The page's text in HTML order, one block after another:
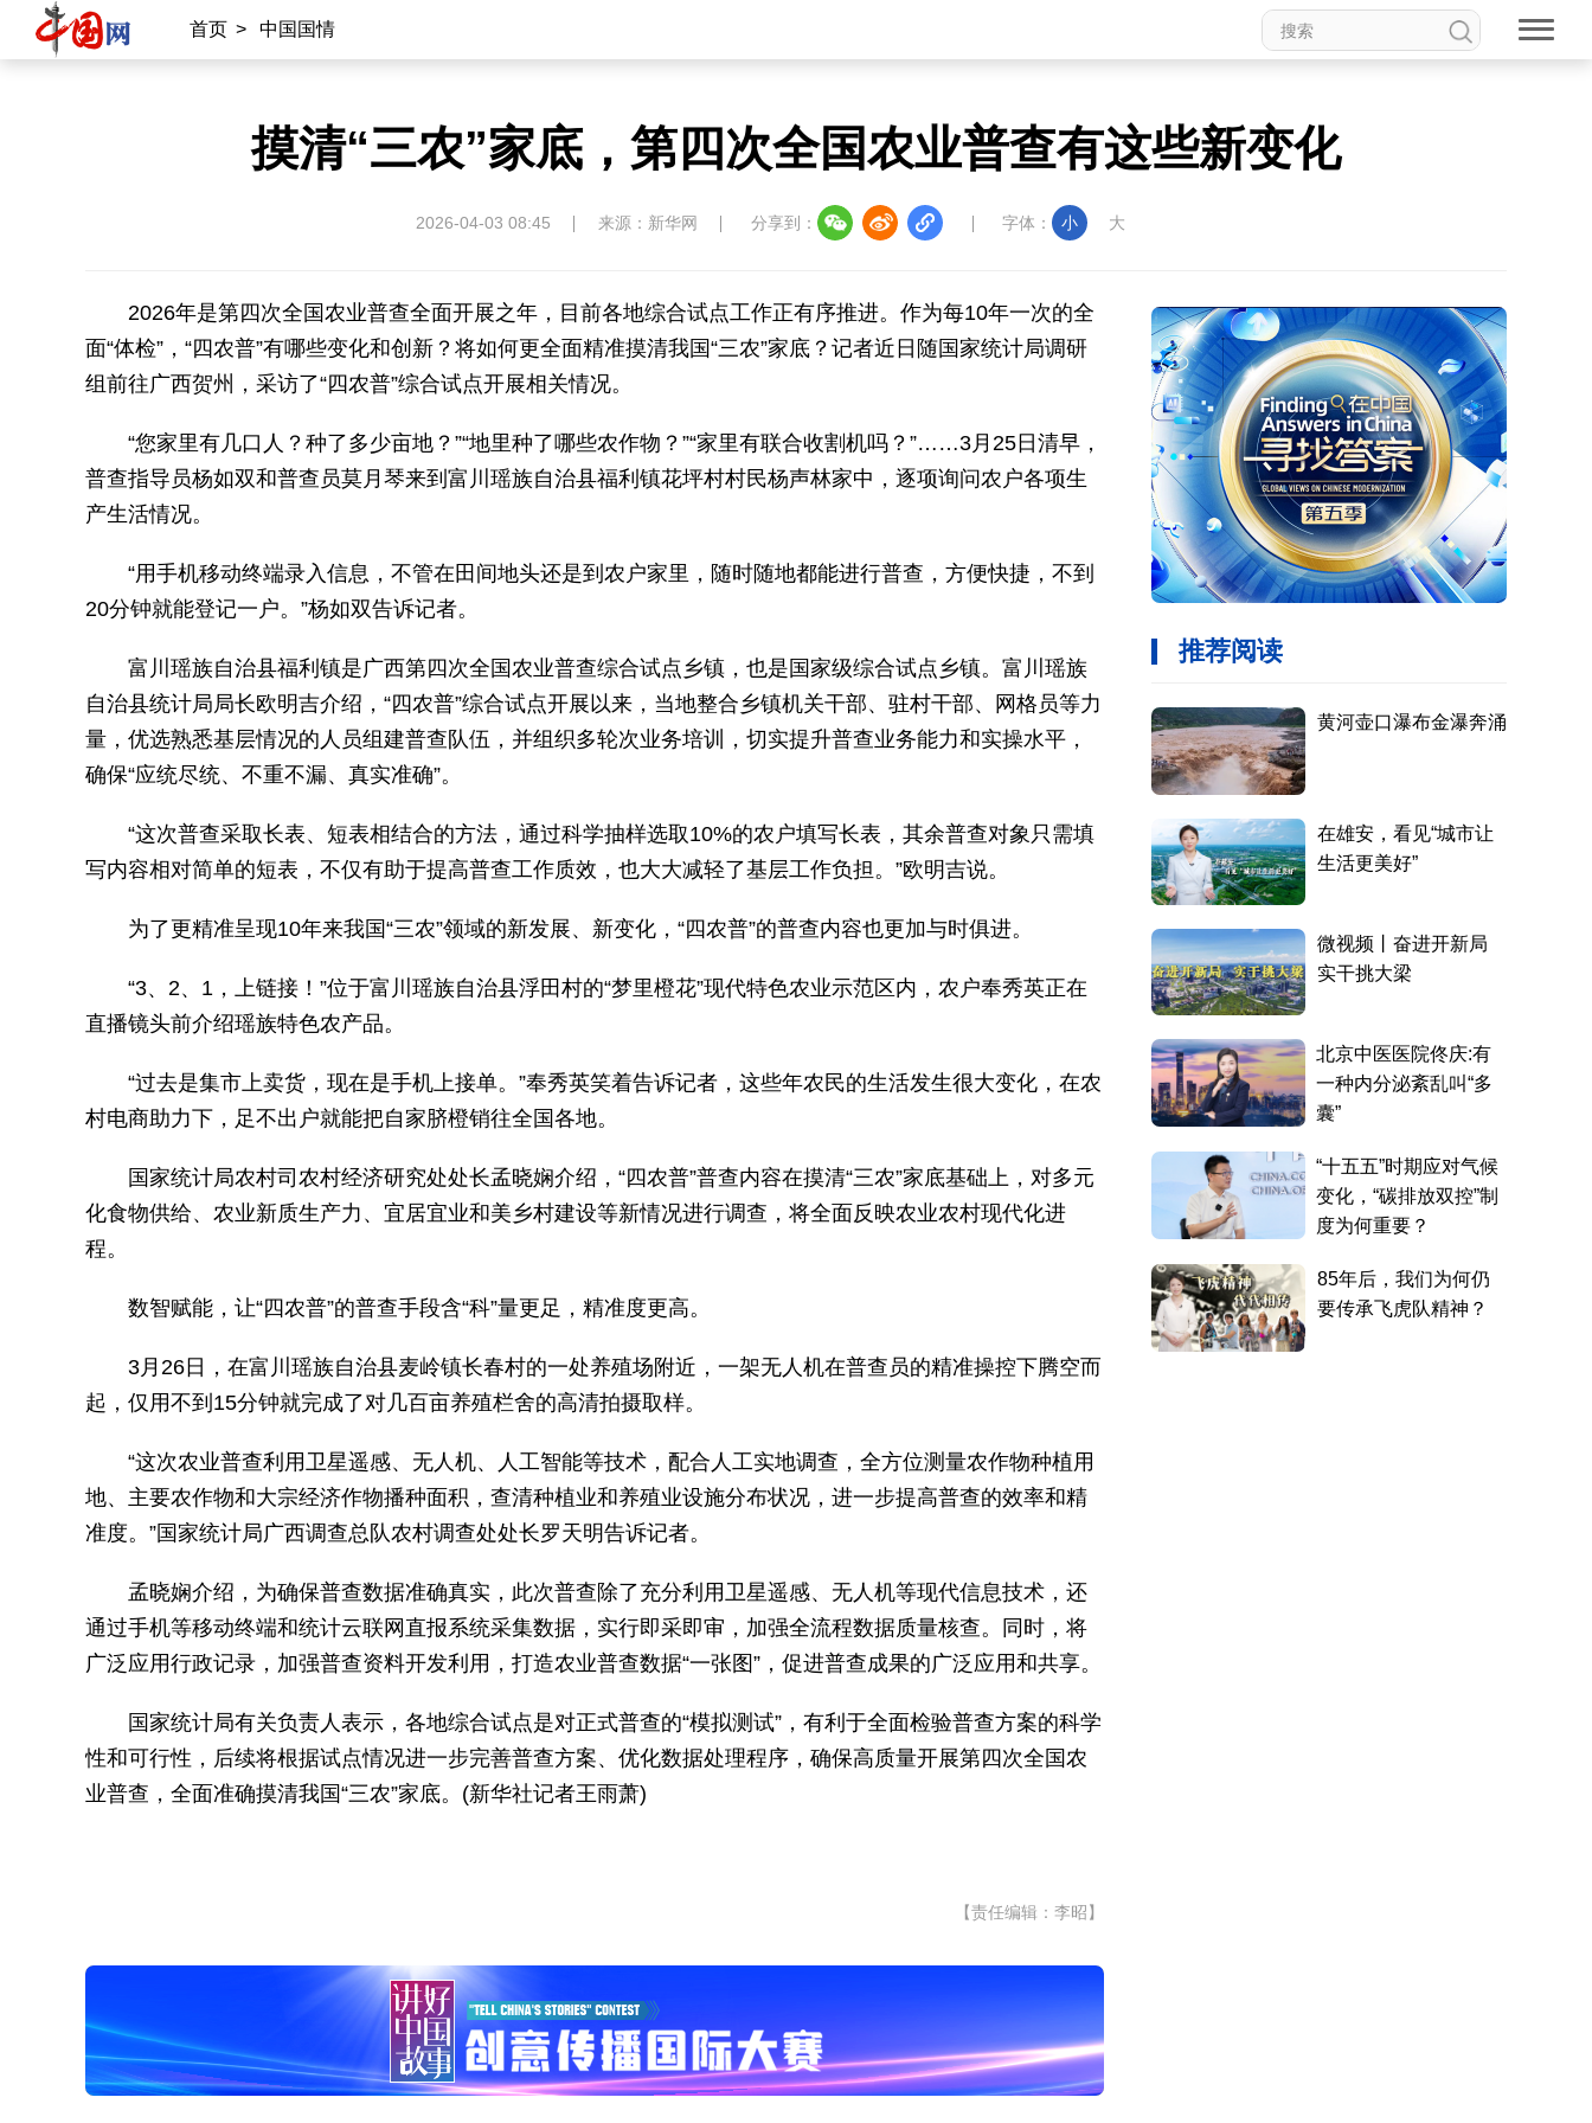
首页 > 中国国情
摸清“三农”家底，第四次全国农业普查有这些新变化
2026-04-03 08:45 来源：新华网 分享到： 字体： 小 大
2026年是第四次全国农业普查全面开展之年，目前各地综合试点工作正有序推进。作为每10年一次的全
面“体检”，“四农普”有哪些变化和创新？将如何更全面精准摸清我国“三农”家底？记者近日随国家统计局调研
组前往广西贺州，采访了“四农普”综合试点开展相关情况。
“您家里有几口人？种了多少亩地？”“地里种了哪些农作物？”“家里有联合收割机吗？”……3月25日清早，
普查指导员杨如双和普查员莫月琴来到富川瑶族自治县福利镇花坪村村民杨声林家中，逐项询问农户各项生
产生活情况。
“用手机移动终端录入信息，不管在田间地头还是到农户家里，随时随地都能进行普查，方便快捷，不到
20分钟就能登记一户。”杨如双告诉记者。
富川瑶族自治县福利镇是广西第四次全国农业普查综合试点乡镇，也是国家级综合试点乡镇。富川瑶族
自治县统计局局长欧明吉介绍，“四农普”综合试点开展以来，当地整合乡镇机关干部、驻村干部、网格员等力
量，优选熟悉基层情况的人员组建普查队伍，并组织多轮次业务培训，切实提升普查业务能力和实操水平，
确保“应统尽统、不重不漏、真实准确”。
“这次普查采取长表、短表相结合的方法，通过科学抽样选取10%的农户填写长表，其余普查对象只需填
写内容相对简单的短表，不仅有助于提高普查工作质效，也大大减轻了基层工作负担。”欧明吉说。
为了更精准呈现10年来我国“三农”领域的新发展、新变化，“四农普”的普查内容也更加与时俱进。
“3、2、1，上链接！”位于富川瑶族自治县浮田村的“梦里橙花”现代特色农业示范区内，农户奉秀英正在
直播镜头前介绍瑶族特色农产品。
“过去是集市上卖货，现在是手机上接单。”奉秀英笑着告诉记者，这些年农民的生活发生很大变化，在农
村电商助力下，足不出户就能把自家脐橙销往全国各地。
国家统计局农村司农村经济研究处处长孟晓娴介绍，“四农普”普查内容在摸清“三农”家底基础上，对多元
化食物供给、农业新质生产力、宜居宜业和美乡村建设等新情况进行调查，将全面反映农业农村现代化进
程。
数智赋能，让“四农普”的普查手段含“科”量更足，精准度更高。
3月26日，在富川瑶族自治县麦岭镇长春村的一处养殖场附近，一架无人机在普查员的精准操控下腾空而
起，仅用不到15分钟就完成了对几百亩养殖栏舍的高清拍摄取样。
“这次农业普查利用卫星遥感、无人机、人工智能等技术，配合人工实地调查，全方位测量农作物种植用
地、主要农作物和大宗经济作物播种面积，查清种植业和养殖业设施分布状况，进一步提高普查的效率和精
准度。”国家统计局广西调查总队农村调查处处长罗天明告诉记者。
孟晓娴介绍，为确保普查数据准确真实，此次普查除了充分利用卫星遥感、无人机等现代信息技术，还
通过手机等移动终端和统计云联网直报系统采集数据，实行即采即审，加强全流程数据质量核查。同时，将
广泛应用行政记录，加强普查资料开发利用，打造农业普查数据“一张图”，促进普查成果的广泛应用和共享。
国家统计局有关负责人表示，各地综合试点是对正式普查的“模拟测试”，有利于全面检验普查方案的科学
性和可行性，后续将根据试点情况进一步完善普查方案、优化数据处理程序，确保高质量开展第四次全国农
业普查，全面准确摸清我国“三农”家底。(新华社记者王雨萧)
【责任编辑：李昭】